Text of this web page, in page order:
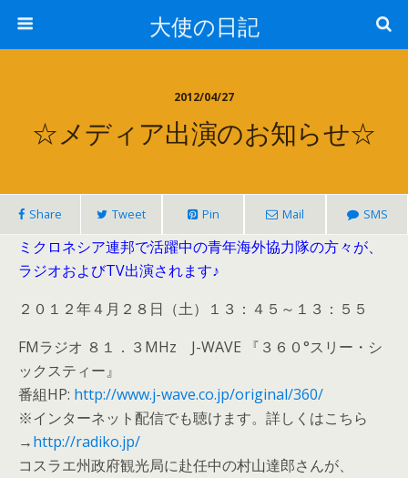
大使の日記
2012/04/27
☆メディア出演のお知らせ☆
Share Tweet Pin Mail SMS
ミクロネシア連邦で活躍中の青年海外協力隊の方々が、
ラジオおよびTV出演されます♪
２０１２年４月２８日（土）１３：４５～１３：５５
FMラジオ ８１．３MHz J-WAVE 『３６０°スリー・シ
ックスティー』
番組HP: http://www.j-wave.co.jp/original/360/
※インターネット配信でも聴けます。詳しくはこちら
→http://radiko.jp/
コスラエ州政府観光局に赴任中の村山達郎さんが、